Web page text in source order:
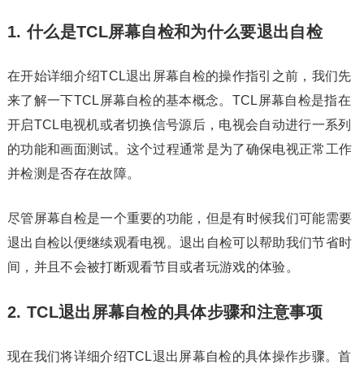
1. 什么是TCL屏幕自检和为什么要退出自检
在开始详细介绍TCL退出屏幕自检的操作指引之前，我们先
来了解一下TCL屏幕自检的基本概念。TCL屏幕自检是指在
开启TCL电视机或者切换信号源后，电视会自动进行一系列
的功能和画面测试。这个过程通常是为了确保电视正常工作
并检测是否存在故障。
尽管屏幕自检是一个重要的功能，但是有时候我们可能需要
退出自检以便继续观看电视。退出自检可以帮助我们节省时
间，并且不会被打断观看节目或者玩游戏的体验。
2. TCL退出屏幕自检的具体步骤和注意事项
现在我们将详细介绍TCL退出屏幕自检的具体操作步骤。首